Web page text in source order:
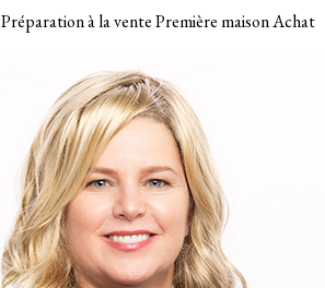
Préparation à la ventePremière maisonAchat